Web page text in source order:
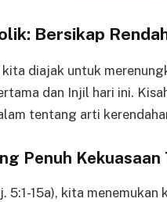
Bersikap
diajak untuk
dan Injil hari ini.
tentang arti
Penuh Kekuasaan
5:1-15a), kita